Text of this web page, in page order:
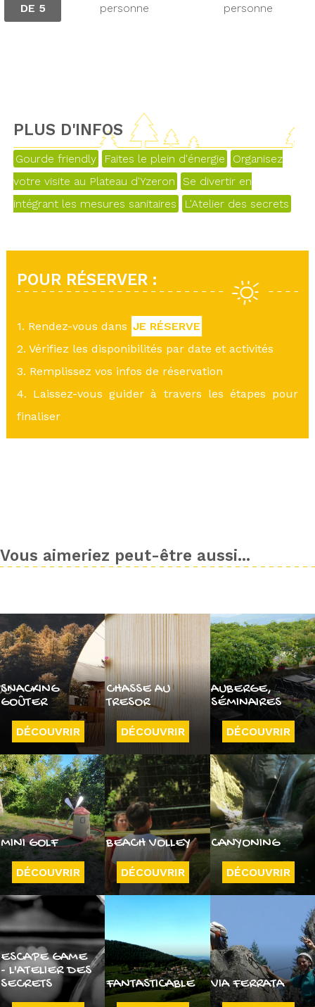
DE 5
personne
personne
PLUS D'INFOS
Gourde friendly Faites le plein d'énergie
Organisez
votre visite au Plateau d'Yzeron
Se divertir en
intégrant les mesures sanitaires
L'Atelier des secrets
POUR RÉSERVER :
1. Rendez-vous dans JE RÉSERVE
2. Vérifiez les disponibilités par date et activités
3. Remplissez vos infos de réservation
4. Laissez-vous guider à travers les étapes pour
finaliser
Vous aimeriez peut-être aussi...
SNACKING
GOÛTER
DÉCOUVRIR
CHASSE AU
TRESOR
DÉCOUVRIR
AUBERGE,
SÉMINAIRES
DÉCOUVRIR
MINI GOLF
DÉCOUVRIR
BEACH VOLLEY
DÉCOUVRIR
CANYONING
DÉCOUVRIR
ESCAPE GAME
- L'ATELIER DES
SECRETS
FANTASTICABLE VIA FERRATA